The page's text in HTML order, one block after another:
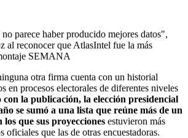
parece haber producido mejores datos",
al reconocer que AtlasIntel fue la más
SEMANA
otra firma cuenta con un historial
en procesos electorales de diferentes niveles
con la publicación, la elección presidencial
se sumó a una lista que reúne más de un
los que sus proyecciones estuvieron más
oficiales que las de otras encuestadoras.